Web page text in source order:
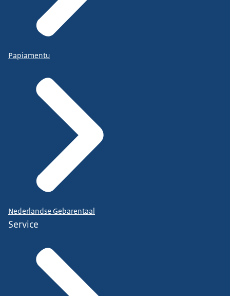
Papiamentu
Nederlandse Gebarentaal
Service